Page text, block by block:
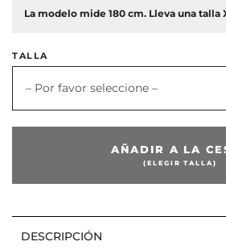
La modelo mide 180 cm. Lleva una talla
TALLA
– Por favor seleccione –
AÑADIR A LA
(ELEGIR TALLA)
DESCRIPCIÓN